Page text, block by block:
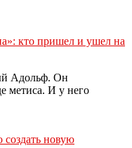
кто пришел и ушел на
Адольф. Он
метиса. И у него
новую